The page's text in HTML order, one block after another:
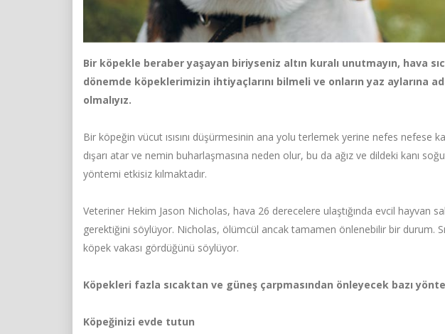
Bir köpekle beraber yaşayan biriyseniz altın kuralı unutmayın, hava
dönemde köpeklerimizin ihtiyaçlarını bilmeli ve onların yaz aylarına
olmalıyız.
Bir köpeğin vücut ısısını düşürmesinin ana yolu terlemek yerine nefes nefese
dışarı atar ve nemin buharlaşmasına neden olur, bu da ağız ve dildeki kanı
yöntemi etkisiz kılmaktadır.
Veteriner Hekim Jason Nicholas, hava 26 derecelere ulaştığında evcil hayvan
gerektiğini söylüyor. Nicholas, ölümcül ancak tamamen önlenebilir bir durum.
köpek vakası gördüğünü söylüyor.
Köpekleri fazla sıcaktan ve güneş çarpmasından önleyecek bazı
Köpeğinizi evde tutun